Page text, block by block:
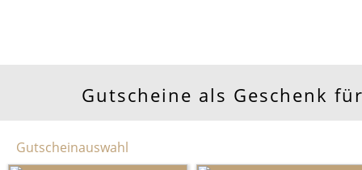
Gutscheine als Geschenk
Gutscheinauswahl